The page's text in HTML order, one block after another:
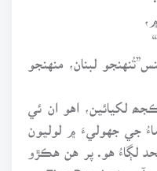
لبنان، منهنجو
لکيائين، اهو ان ئي
جي جهوليءَ ۾ لوليون
لڳاءُ هو. پر هن هڪڙو